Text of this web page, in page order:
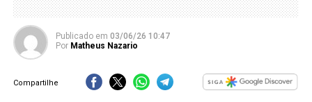
Publicado em 03/06/26 10:47
Por Matheus Nazario
Compartilhe